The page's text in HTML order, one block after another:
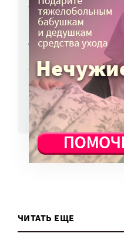
7 авг, 15:15
НКО часто рискуют
о персональных
7 авг, 13:13
ВСЕ НОВОСТИ
ЧИТАТЬ ЕЩЕ